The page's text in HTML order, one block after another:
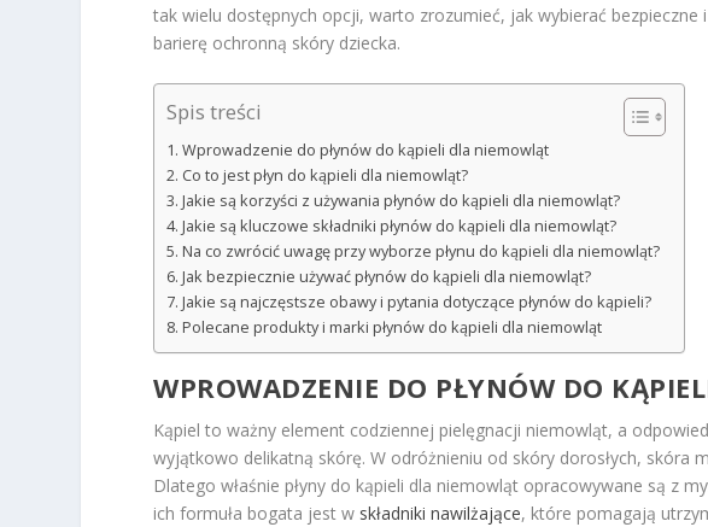
tak wielu dostępnych opcji, warto zrozumieć, jak wybierać bezpieczne
barierę ochronną skóry dziecka.
Spis treści
Wprowadzenie do płynów do kąpieli dla niemowląt
Co to jest płyn do kąpieli dla niemowląt?
Jakie są korzyści z używania płynów do kąpieli dla niemowląt?
Jakie są kluczowe składniki płynów do kąpieli dla niemowląt?
Na co zwrócić uwagę przy wyborze płynu do kąpieli dla niemowląt?
Jak bezpiecznie używać płynów do kąpieli dla niemowląt?
Jakie są najczęstsze obawy i pytania dotyczące płynów do kąpieli?
Polecane produkty i marki płynów do kąpieli dla niemowląt
WPROWADZENIE DO PŁYNÓW DO
Kąpiel to ważny element codziennej pielęgnacji niemowląt, a
wyjątkowo delikatną skórę. W odróżnieniu od skóry dorosłych, skóra
Dlatego właśnie płyny do kąpieli dla niemowląt opracowywane są z
ich formuła bogata jest w składniki nawilżające, które pomagają